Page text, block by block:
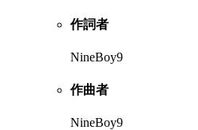
作詞者
NineBoy9
作曲者
NineBoy9